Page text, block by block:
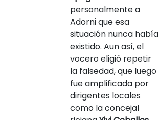
personalmente a
Adorni que esa
situación nunca había
existido. Aun así, el
vocero eligió repetir
la falsedad, que luego
fue amplificada por
dirigentes locales
como la concejal